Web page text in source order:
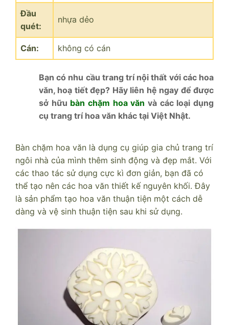
Đầu
quét:
nhựa dẻo
Cán: không có cán
Bạn có nhu cầu trang trí nội thất với các hoa
văn, hoạ tiết đẹp? Hãy liên hệ ngay để được
sở hữu bàn chặm hoa văn và các loại dụng
cụ trang trí hoa văn khác tại Việt Nhật.
Bàn chặm hoa văn là dụng cụ giúp gia chủ trang trí
ngôi nhà của mình thêm sinh động và đẹp mắt. Với
các thao tác sử dụng cực kì đơn giản, bạn đã có
thể tạo nên các hoa văn thiết kế nguyên khối. Đây
là sản phẩm tạo hoa văn thuận tiện một cách dễ
dàng và vệ sinh thuận tiện sau khi sử dụng.